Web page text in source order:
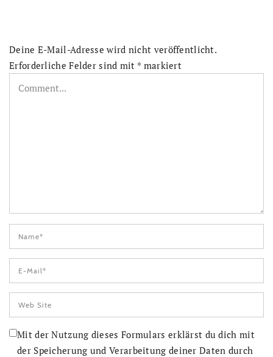
Deine E-Mail-Adresse wird nicht veröffentlicht.
Erforderliche Felder sind mit * markiert
Mit der Nutzung dieses Formulars erklärst du dich mit
der Speicherung und Verarbeitung deiner Daten durch